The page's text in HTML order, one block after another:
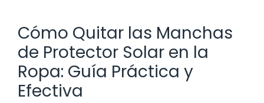
Cómo Quitar las Manchas
de Protector Solar en la
Ropa: Guía Práctica y
Efectiva